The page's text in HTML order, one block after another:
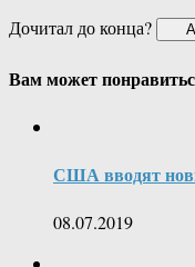
Дочитал до конца?
Вам может
США вводят
08.07.2019